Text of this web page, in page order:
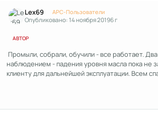
Lex69 APC-Пользователи
Опубликовано:14 ноября 20196 г
АВТОР
Промыли, собрали, обучили - все работает.
наблюдением - падения уровня масла пока не
клиенту для дальнейшей эксплуатации. Всем